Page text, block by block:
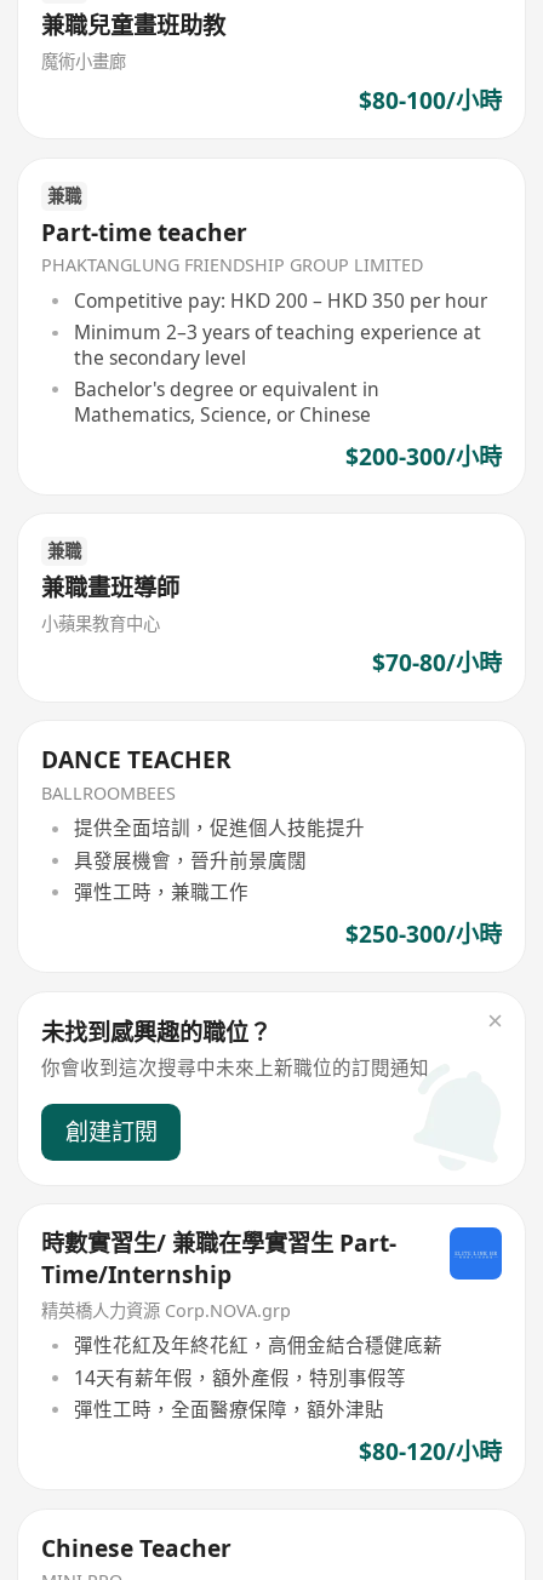
兼職兒童畫班助教
魔術小畫廊
$80-100/小時
兼職
Part-time teacher
PHAKTANGLUNG FRIENDSHIP GROUP LIMITED
Competitive pay: HKD 200 – HKD 350 per hour
Minimum 2–3 years of teaching experience at
the secondary level
Bachelor's degree or equivalent in
Mathematics, Science, or Chinese
$200-300/小時
兼職
兼職畫班導師
小蘋果教育中心
$70-80/小時
DANCE TEACHER
BALLROOMBEES
提供全面培訓，促進個人技能提升
具發展機會，晉升前景廣闊
彈性工時，兼職工作
$250-300/小時
未找到感興趣的職位？
你會收到這次搜尋中未來上新職位的訂閱通知
創建訂閱
時數實習生/ 兼職在學實習生 Part-
Time/Internship
精英橋人力資源 Corp.NOVA.grp
彈性花紅及年終花紅，高佣金結合穩健底薪
14天有薪年假，額外產假，特別事假等
彈性工時，全面醫療保障，額外津貼
$80-120/小時
Chinese Teacher